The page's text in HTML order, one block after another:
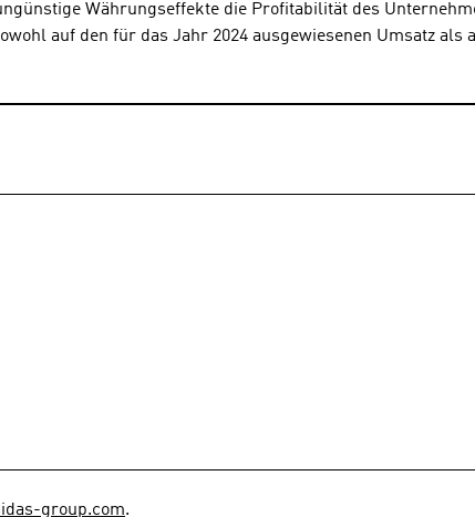
Währungseffekte die Profitabilität des
auf den für das Jahr 2024 ausgewiesenen Umsatz
group.com.